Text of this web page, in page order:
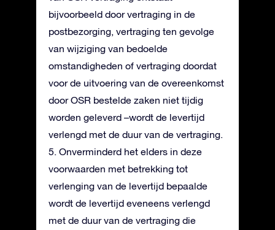
bijvoorbeeld door vertraging in de
postbezorging, vertraging ten gevolge
van wijziging van bedoelde
omstandigheden of vertraging doordat
voor de uitvoering van de overeenkomst
door OSR bestelde zaken niet tijdig
worden geleverd –wordt de levertijd
verlengd met de duur van de vertraging.
5. Onverminderd het elders in deze
voorwaarden met betrekking tot
verlenging van de levertijd bepaalde
wordt de levertijd eveneens verlengd
met de duur van de vertraging die